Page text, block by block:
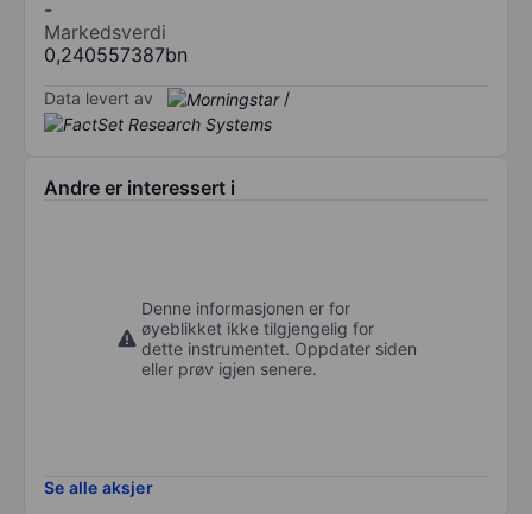
-
Markedsverdi
0,240557387bn
Data levert av /
Andre er interessert i
Denne informasjonen er for
øyeblikket ikke tilgjengelig for
dette instrumentet. Oppdater siden
eller prøv igjen senere.
Se alle aksjer